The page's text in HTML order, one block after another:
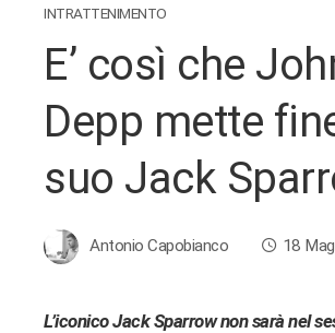
INTRATTENIMENTO
E’ così che
Depp mette
suo Jack
Antonio Capobianco 18
L’iconico Jack Sparrow non sarà nel